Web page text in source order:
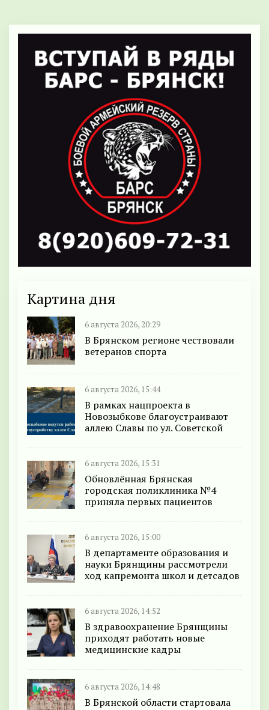
Картина дня
6 августа 2026, 20:29
В Брянском регионе чествовали
ветеранов спорта
6 августа 2026, 15:44
В рамках нацпроекта в
Новозыбкове благоустраивают
аллею Славы по ул. Советской
6 августа 2026, 15:31
Обновлённая Брянская
городская поликлиника №4
приняла первых пациентов
6 августа 2026, 15:00
В департаменте образования и
науки Брянщины рассмотрели
ход капремонта школ и детсадов
6 августа 2026, 14:52
В здравоохранение Брянщины
приходят работать новые
медицинские кадры
6 августа 2026, 14:48
В Брянской области стартовала